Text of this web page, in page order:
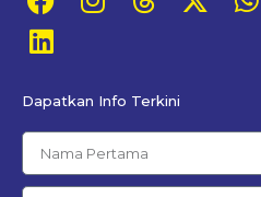
Dapatkan Info Terkini